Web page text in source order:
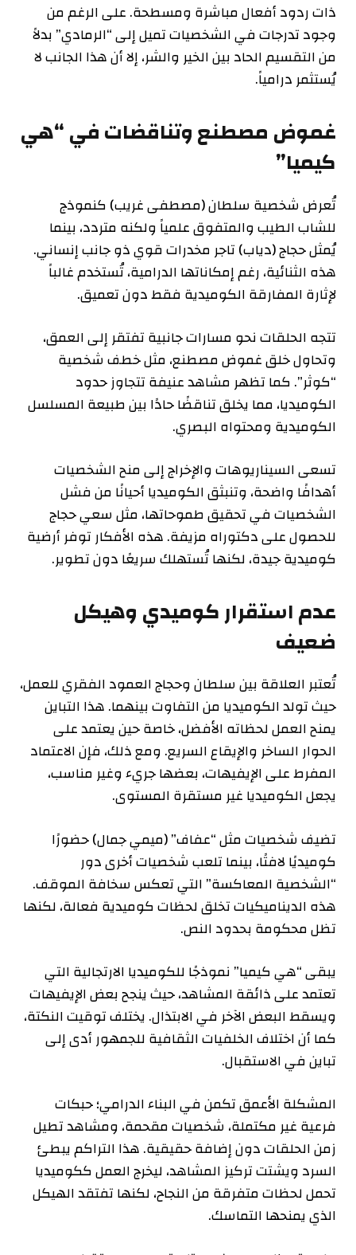
ذات ردود أفعال مباشرة ومسطحة. على الرغم من
وجود تدرجات في الشخصيات تميل إلى “الرمادي” بدلاً
من التقسيم الحاد بين الخير والشر، إلا أن هذا الجانب لا
يُستثمر درامياً.
غموض مصطنع وتناقضات في “هي
كيميا”
تُعرض شخصية سلطان (مصطفى غريب) كنموذج
للشاب الطيب والمتفوق علمياً ولكنه متردد، بينما
يُمثل حجاج (دياب) تاجر مخدرات قوي ذو جانب إنساني.
هذه الثنائية، رغم إمكاناتها الدرامية، تُستخدم غالباً
لإثارة المفارقة الكوميدية فقط دون تعميق.
تتجه الحلقات نحو مسارات جانبية تفتقر إلى العمق،
وتحاول خلق غموض مصطنع، مثل خطف شخصية
“كوثر”. كما تظهر مشاهد عنيفة تتجاوز حدود
الكوميديا، مما يخلق تناقضًا حادًا بين طبيعة المسلسل
الكوميدية ومحتواه البصري.
تسعى السيناريوهات والإخراج إلى منح الشخصيات
أهدافًا واضحة، وتنبثق الكوميديا أحيانًا من فشل
الشخصيات في تحقيق طموحاتها، مثل سعي حجاج
للحصول على دكتوراه مزيفة. هذه الأفكار توفر أرضية
كوميدية جيدة، لكنها تُستهلك سريعًا دون تطوير.
عدم استقرار كوميدي وهيكل
ضعيف
تُعتبر العلاقة بين سلطان وحجاج العمود الفقري للعمل،
حيث تولد الكوميديا من التفاوت بينهما. هذا التباين
يمنح العمل لحظاته الأفضل، خاصة حين يعتمد على
الحوار الساخر والإيقاع السريع. ومع ذلك، فإن الاعتماد
المفرط على الإيفيهات، بعضها جريء وغير مناسب،
يجعل الكوميديا غير مستقرة المستوى.
تضيف شخصيات مثل “عفاف” (ميمي جمال) حضورًا
كوميديًا لافتًا، بينما تلعب شخصيات أخرى دور
“الشخصية المعاكسة” التي تعكس سخافة الموقف.
هذه الديناميكيات تخلق لحظات كوميدية فعالة، لكنها
تظل محكومة بحدود النص.
يبقى “هي كيميا” نموذجًا للكوميديا الارتجالية التي
تعتمد على ذائقة المشاهد، حيث ينجح بعض الإيفيهات
ويسقط البعض الآخر في الابتذال. يختلف توقيت النكتة،
كما أن اختلاف الخلفيات الثقافية للجمهور أدى إلى
تباين في الاستقبال.
المشكلة الأعمق تكمن في البناء الدرامي؛ حبكات
فرعية غير مكتملة، شخصيات مقحمة، ومشاهد تطيل
زمن الحلقات دون إضافة حقيقية. هذا التراكم يبطئ
السرد ويشتت تركيز المشاهد، ليخرج العمل ككوميديا
تحمل لحظات متفرقة من النجاح، لكنها تفتقد الهيكل
الذي يمنحها التماسك.